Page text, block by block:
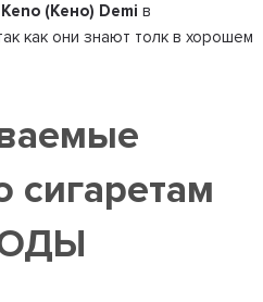
Keno (Кено) Demi в
как они знают толк в хорошем
сигаретам